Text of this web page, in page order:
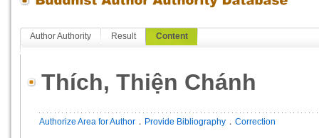
Author Authority Result Content
Thích, Thiện Chánh
Authorize Area for Author ． Provide Bibliography ． Correction